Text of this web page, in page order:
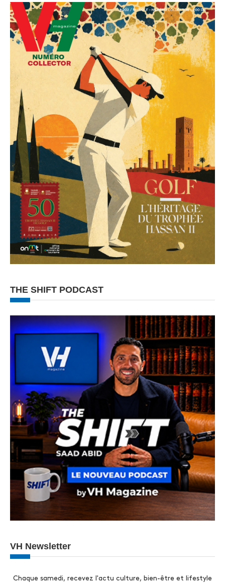
THE SHIFT PODCAST
VH Newsletter
Chaque samedi, recevez l'actu culture, bien-être et lifestyle